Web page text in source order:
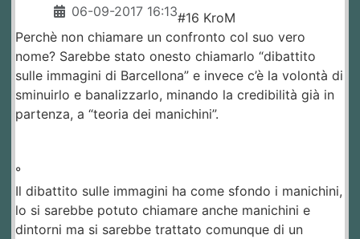
06-09-2017 16:13#16 KroM
Perchè non chiamare un confronto col suo vero
nome? Sarebbe stato onesto chiamarlo “dibattito
sulle immagini di Barcellona” e invece c’è la volontà di
sminuirlo e banalizzarlo, minando la credibilità già in
partenza, a “teoria dei manichini”.
°
Il dibattito sulle immagini ha come sfondo i manichini,
lo si sarebbe potuto chiamare anche manichini e
dintorni ma si sarebbe trattato comunque di un